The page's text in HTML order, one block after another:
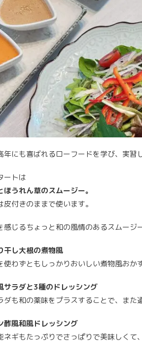
年にも喜ばれるローフードを学び、実習
ートは
ほうれん草のスムージー。
皮付きのままで使います。
感じるちょっと和の風情のあるスムージ
干し大根の煮物風
使わずともしっかりおいしい煮物風おか
サラダと3種のドレッシング
ダも和の薬味をプラスすることで、また
酢風和風ドレッシング
ネギもたっぷりでさっぱりで美味しく